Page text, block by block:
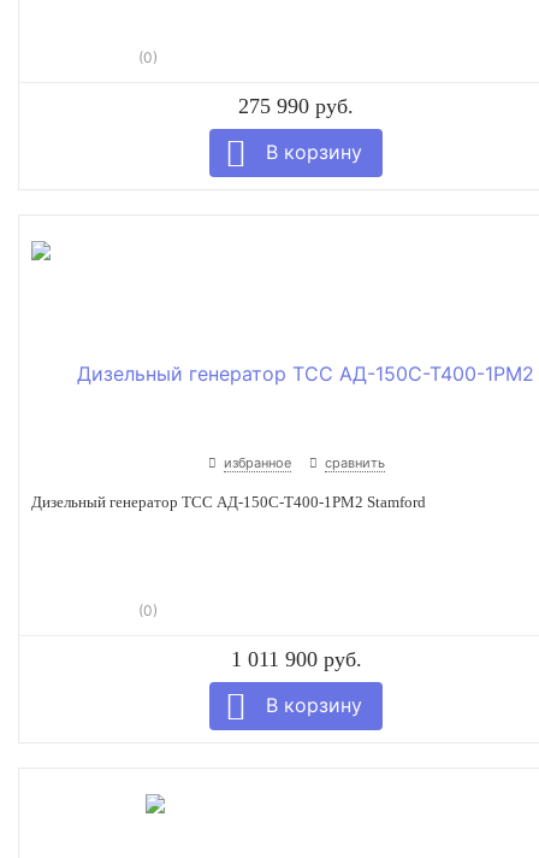
(0)
275 990 руб.
избранное сравнить
Дизельный генератор ТСС АД-150С-Т400-1РМ2 Stamford
(0)
1 011 900 руб.